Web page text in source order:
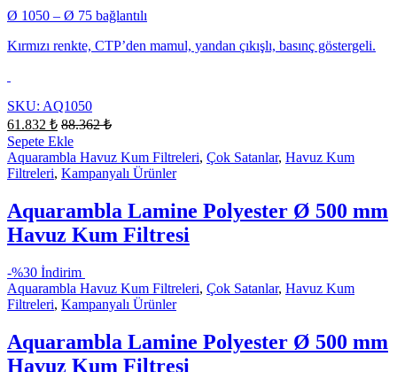
Ø 1050 – Ø 75 bağlantılı
Kırmızı renkte, CTP’den mamul, yandan çıkışlı, basınç göstergeli.
SKU: AQ1050
61.832 ₺ 88.362₺
Sepete Ekle
Aquarambla Havuz Kum Filtreleri, Çok Satanlar, Havuz Kum
Filtreleri, Kampanyalı Ürünler
Aquarambla Lamine Polyester Ø 500 mm
Havuz Kum Filtresi
-%30 İndirim
Aquarambla Havuz Kum Filtreleri, Çok Satanlar, Havuz Kum
Filtreleri, Kampanyalı Ürünler
Aquarambla Lamine Polyester Ø 500 mm
Havuz Kum Filtresi